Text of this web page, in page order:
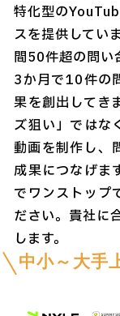
特化型の
スを提供してい
間50件超の問い
3か月で10件の
果を創出してき
ズ狙い」ではな
動画を制作し、
成果につなげま
でワンストップ
ださい。貴社に
します。
中小～大手